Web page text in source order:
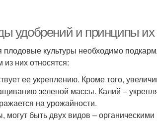
удобрений и принципы их
культуры необходимо
них относятся:
ее укреплению. Кроме того,
зеленой массы. Калий –
на урожайности.
быть двух видов – органическими